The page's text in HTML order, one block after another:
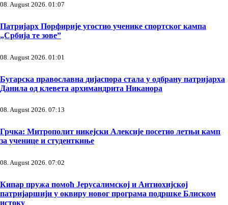
08. August 2026. 01:07
Патријарх Порфирије угостио ученике спортског кампа
„Србија те зове”
08. August 2026. 01:01
Бугарска православна дијаспора стала у одбрану патријарха
Данила од клевета архимандрита Никанора
08. August 2026. 07:13
Грчка: Митрополит никејски Алексије посетио летњи камп
за ученице и студенткиње
08. August 2026. 07:02
Кипар пружа помоћ Јерусалимској и Антиохијској
патријаршији у оквиру новог програма подршке Блиском
истоку